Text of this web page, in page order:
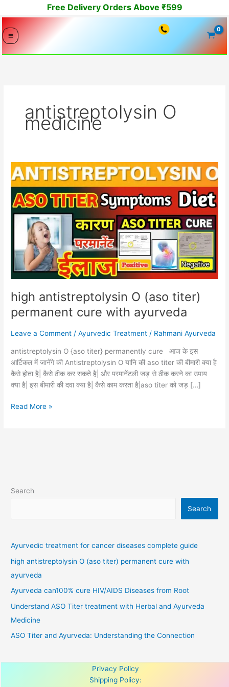
to
content
Free Delivery Orders Above ₹599
antistreptolysin O
medicine
high antistreptolysin O (aso titer)
permanent cure with ayurveda
Leave a Comment /Ayurvedic Treatment / Rahmani Ayurveda
antistreptolysin O {aso titer} permanently cure आज के इस
आर्टिकल में जानेंगे की Antistreptolysin O यानि की aso titer की बीमारी क्या है
कैसे होता है| कैसे ठीक कर सकते है| और परमानेंटली जड़ से ठीक करने का उपाय
क्या है| इस बीमारी की दवा क्या है| कैसे काम करता है|aso titer को जड़ […]
high
antistreptolysin
O
(aso
titer)
permanent
ayurveda
Read More »
Search
Search
Ayurvedic treatment for cancer diseases complete guide
high antistreptolysin O (aso titer) permanent cure with
ayurveda
Ayurveda can100% cure HIV/AIDS Diseases from Root
Understand ASO Titer treatment with Herbal and Ayurveda
Medicine
ASO Titer and Ayurveda: Understanding the Connection
Privacy Policy
Shipping Policy: